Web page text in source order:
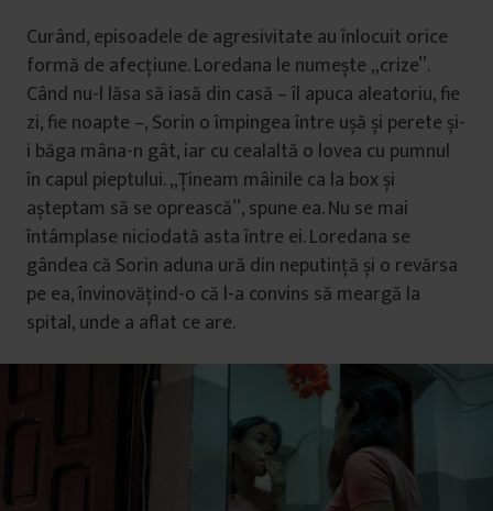
Curând, episoadele de agresivitate au înlocuit orice
formă de afecțiune. Loredana le numește „crize”.
Când nu-l lăsa să iasă din casă – îl apuca aleatoriu, fie
zi, fie noapte –, Sorin o împingea între ușă și perete și-
i băga mâna-n gât, iar cu cealaltă o lovea cu pumnul
în capul pieptului. „Țineam mâinile ca la box și
așteptam să se oprească”, spune ea. Nu se mai
întâmplase niciodată asta între ei. Loredana se
gândea că Sorin aduna ură din neputință și o revărsa
pe ea, învinovățind-o că l-a convins să meargă la
spital, unde a aflat ce are.